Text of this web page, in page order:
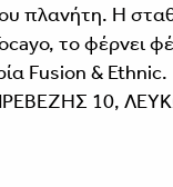
πλανήτη. H
το φέρνει
Fusiοn & Ethnic.
10,